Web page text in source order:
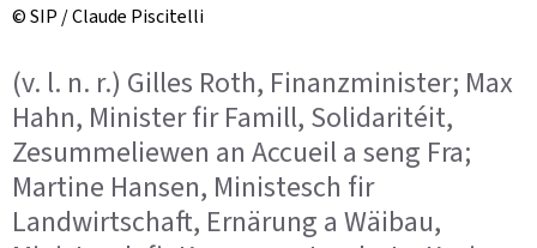
© SIP / Claude Piscitelli
(v. l. n. r.) Gilles Roth, Finanzminister; Max
Hahn, Minister fir Famill, Solidaritéit,
Zesummeliewen an Accueil a seng Fra;
Martine Hansen, Ministesch fir
Landwirtschaft, Ernärung a Wäibau,